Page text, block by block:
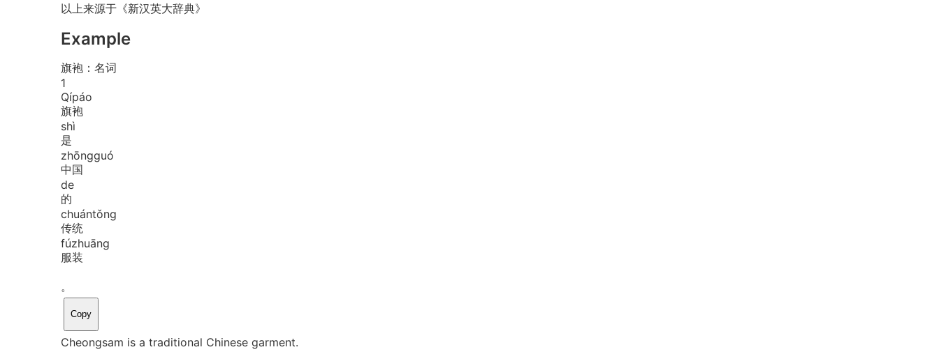
以上来源于《新汉英大辞典》
Example
旗袍：名词
1
Qípáo
旗袍
shì
是
zhōngguó
中国
de
的
chuántǒng
传统
fúzhuāng
服装
。
Copy
Cheongsam is a traditional Chinese garment.